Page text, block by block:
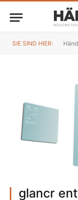
SIE SIND HIER:
glancr